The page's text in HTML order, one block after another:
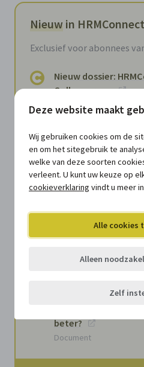
Deze website maakt
Wij gebruiken cookies om de
en om het sitegebruik te
welke van deze soorten
verleent. U kunt uw keuze op
cookieverklaring vindt u meer
Alle cookies
Alleen
Zelf
Nieuw in HRMConnect
Exclusief voor abonnees
Nieuw dossier:
Collegagroep
Verzamelmap
moet weten over
Document
besturen: waarom
strategisch hrm:
beter?
Document